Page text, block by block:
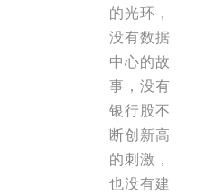
的光环，
没有数据
中心的故
事，没有
银行股不
断创新高
的刺激，
也没有建